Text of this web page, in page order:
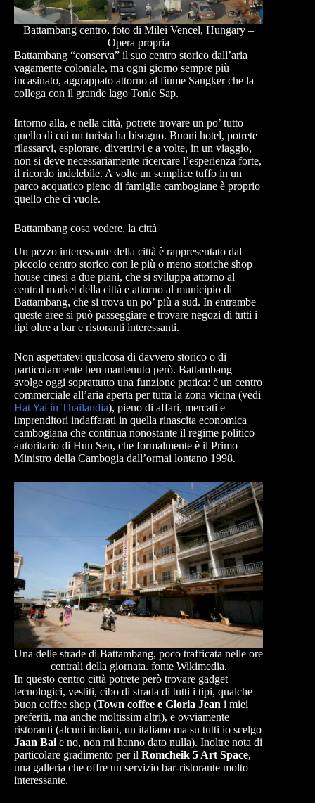
Battambang centro, foto di Milei Vencel, Hungary –
Opera propria
Battambang “conserva” il suo centro storico dall’aria
vagamente coloniale, ma ogni giorno sempre più
incasinato, aggrappato attorno al fiume Sangker che la
collega con il grande lago Tonle Sap.
Intorno alla, e nella città, potrete trovare un po’ tutto
quello di cui un turista ha bisogno. Buoni hotel, potrete
rilassarvi, esplorare, divertirvi e a volte, in un viaggio,
non si deve necessariamente ricercare l’esperienza forte,
il ricordo indelebile. A volte un semplice tuffo in un
parco acquatico pieno di famiglie cambogiane è proprio
quello che ci vuole.
Battambang cosa vedere, la città
Un pezzo interessante della città è rappresentato dal
piccolo centro storico con le più o meno storiche shop
house cinesi a due piani, che si sviluppa attorno al
central market della città e attorno al municipio di
Battambang, che si trova un po’ più a sud. In entrambe
queste aree si può passeggiare e trovare negozi di tutti i
tipi oltre a bar e ristoranti interessanti.
Non aspettatevi qualcosa di davvero storico o di
particolarmente ben mantenuto però. Battambang
svolge oggi soprattutto una funzione pratica: è un centro
commerciale all’aria aperta per tutta la zona vicina (vedi
Hat Yai in Thailandia), pieno di affari, mercati e
imprenditori indaffarati in quella rinascita economica
cambogiana che continua nonostante il regime politico
autoritario di Hun Sen, che formalmente è il Primo
Ministro della Cambogia dall’ormai lontano 1998.
Una delle strade di Battambang, poco trafficata nelle ore
centrali della giornata. fonte Wikimedia.
In questo centro città potrete però trovare gadget
tecnologici, vestiti, cibo di strada di tutti i tipi, qualche
buon coffee shop (Town coffee e Gloria Jean i miei
preferiti, ma anche moltissim altri), e ovviamente
ristoranti (alcuni indiani, un italiano ma su tutti io scelgo
Jaan Bai e no, non mi hanno dato nulla). Inoltre nota di
particolare gradimento per il Romcheik 5 Art Space,
una galleria che offre un servizio bar-ristorante molto
interessante.